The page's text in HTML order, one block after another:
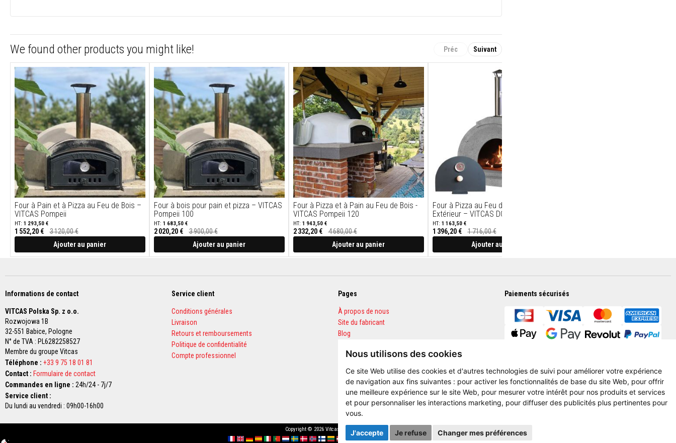
Nous utilisons des cookies
Ce site Web utilise des cookies et d'autres technologies de suivi pour améliorer votre expérience
de navigation aux fins suivantes : pour activer les fonctionnalités de base du site Web, pour offrir
une meilleure expérience sur le site Web, pour mesurer votre intérêt pour nos produits et services
et pour personnaliser les interactions marketing, pour diffuser des publicités plus pertinentes pour
vous.
J'accepte Je refuse Changer mes préférences
calorifugeage
Tissus
température
coudre
haute
température
Feutres
aiguilletés
isolants
Bande
scellante
céramique
Bande
d'isolation
Isolation
d’échappement
haute
température
Panneaux
de
construction
isolants
Panneaux
vermiculite
en
We found other products you might like! Préc Suivant
Four à Pain et à Pizza au Feu de Bois –
VITCAS Pompeii
Prix
1 552,20 €
1 293,50 €
3 120,00 €
Ajouter au panier
Four à bois pour pain et pizza – VITCAS
Pompeii 100
Prix
2 020,20 €
1 683,50 €
3 900,00 €
Ajouter au panier
Four à Pizza et à Pain au Feu de Bois -
VITCAS Pompeii 120
Prix
2 332,20 €
1 943,50 €
4 680,00 €
Ajouter au panier
Four à Pizza au Feu de Bois pour
Extérieur – VITCAS DC
Prix
1 396,20 €
1 163,50 €
1 716,00 €
Ajouter au panier
Informations de contact
VITCAS Polska Sp. z o.o.
Rozwojowa 1B
32-551 Babice, Pologne
N° de TVA : PL6282258527
Membre du groupe Vitcas
Téléphone : +33 9 75 18 01 81
Contact : Formulaire de contact
Commandes en ligne : 24h/24 - 7j/7
Service client :
Du lundi au vendredi : 09h00-16h00
Service client
Conditions générales
Livraison
Retours et remboursements
Politique de confidentialité
Compte professionnel
Pages
À propos de nous
Site du fabricant
Blog
Calculateur de quantités
Paiements sécurisés
Copyright © 2026 Vitcas. Tous droits réservés.